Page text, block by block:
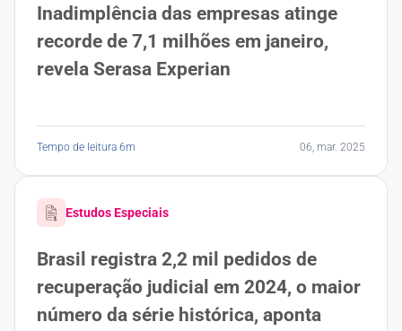
Inadimplência das empresas atinge
recorde de 7,1 milhões em janeiro,
revela Serasa Experian
Tempo de leitura 6m 06, mar. 2025
Estudos Especiais
Brasil registra 2,2 mil pedidos de
recuperação judicial em 2024, o maior
número da série histórica, aponta